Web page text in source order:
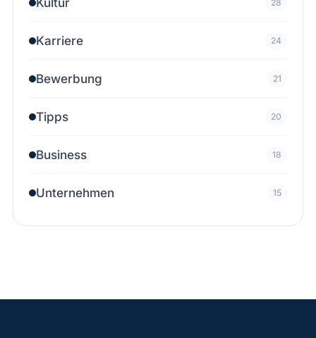
28
Karriere 24
Bewerbung 21
Tipps 20
Business 18
Unternehmen 15